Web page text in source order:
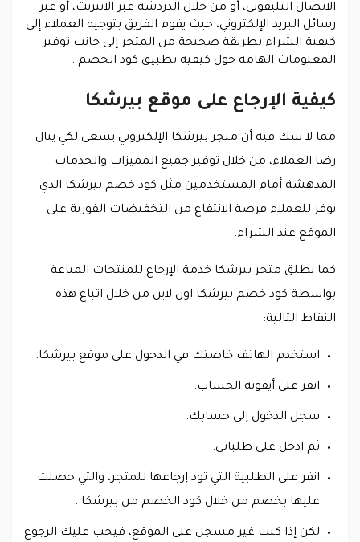
الاتصال التليفوني، أو من خلال الدردشة عبر الانترنت، أو عبر
رسائل البريد الإلكتروني، حيث يقوم الفريق بتوجيه العملاء إلى
كيفية الشراء بطريقة صحيحة من المتجر إلى جانب توفير
المعلومات الهامة حول كيفية تطبيق كود الخصم .
كيفية الإرجاع على موقع بيرشكا
مما لا شك فيه أن متجر بيرشكا الإلكتروني يسعى لكي ينال
رضا العملاء، من خلال توفير جميع المميزات والخدمات
المدهشة أمام المستخدمين مثل كود خصم بيرشكا الذي
يوفر للعملاء فرصة الانتفاع من التخفيضات الفورية على
الموقع عند الشراء.
كما يطلق متجر بيرشكا خدمة الإرجاع للمنتجات المباعة
بواسطة كود خصم بيرشكا اون لاين من خلال اتباع هذه
النقاط التالية:
استخدم الهاتف خاصتك في الدخول على موقع بيرشكا.
انقر على أيقونة الحساب.
سجل الدخول إلى حسابك.
ثم ادخل على طلباتي.
انقر على الطلبية التي تود إرجاعها للمتجر، والتي حصلت
عليها بخصم من خلال كود الخصم من بيرشكا .
لكن إذا كنت غير مسجل على الموقع، فيجب عليك الرجوع